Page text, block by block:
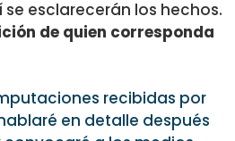
esclarecerán los hechos.
de quien corresponda
recibidas por
en detalle después